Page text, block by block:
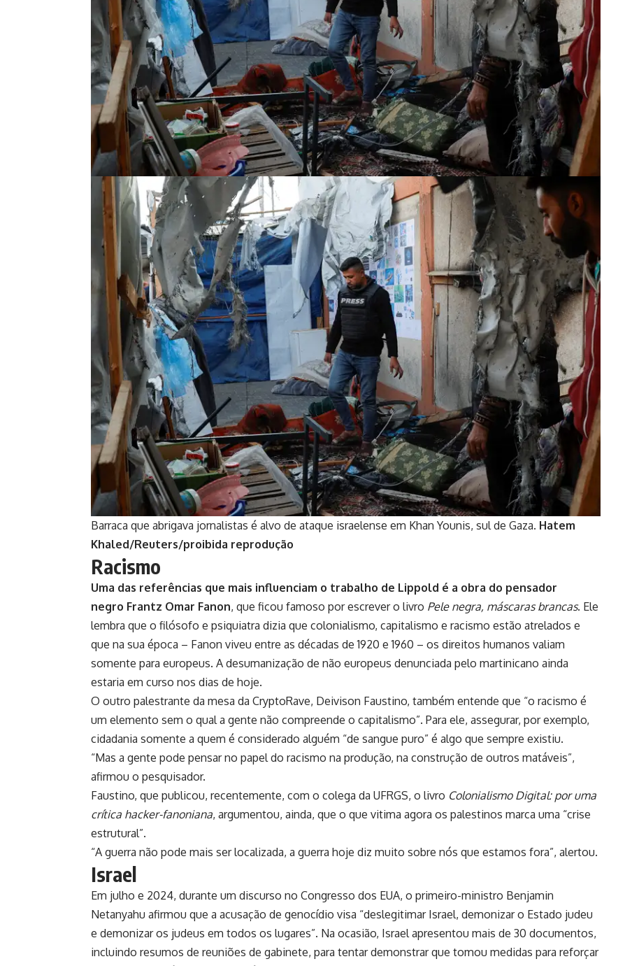
Barraca que abrigava jornalistas é alvo de ataque israelense em Khan Younis, sul de Gaza. Hatem
Khaled/Reuters/proibida reprodução
Racismo
Uma das referências que mais influenciam o trabalho de Lippold é a obra do pensador
negro Frantz Omar Fanon, que ficou famoso por escrever o livro Pele negra, máscaras brancas. Ele
lembra que o filósofo e psiquiatra dizia que colonialismo, capitalismo e racismo estão atrelados e
que na sua época – Fanon viveu entre as décadas de 1920 e 1960 – os direitos humanos valiam
somente para europeus. A desumanização de não europeus denunciada pelo martinicano ainda
estaria em curso nos dias de hoje.
O outro palestrante da mesa da CryptoRave, Deivison Faustino, também entende que “o racismo é
um elemento sem o qual a gente não compreende o capitalismo”. Para ele, assegurar, por exemplo,
cidadania somente a quem é considerado alguém “de sangue puro” é algo que sempre existiu.
“Mas a gente pode pensar no papel do racismo na produção, na construção de outros matáveis”,
afirmou o pesquisador.
Faustino, que publicou, recentemente, com o colega da UFRGS, o livro Colonialismo Digital: por uma
crítica hacker-fanoniana, argumentou, ainda, que o que vitima agora os palestinos marca uma “crise
estrutural”.
“A guerra não pode mais ser localizada, a guerra hoje diz muito sobre nós que estamos fora”, alertou.
Israel
Em julho e 2024, durante um discurso no Congresso dos EUA, o primeiro-ministro Benjamin
Netanyahu afirmou que a acusação de genocídio visa “deslegitimar Israel, demonizar o Estado judeu
e demonizar os judeus em todos os lugares”. Na ocasião, Israel apresentou mais de 30 documentos,
incluindo resumos de reuniões de gabinete, para tentar demonstrar que tomou medidas para reforçar